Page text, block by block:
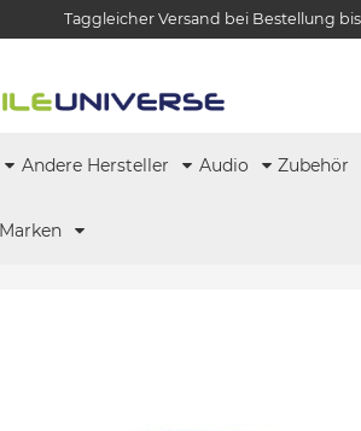
Taggleicher Versand bei Bestellung bis
Andere Hersteller Audio Zubehör
Marken